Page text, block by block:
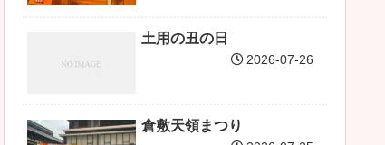
土用の丑の日
2026-07-26
倉敷天領まつり